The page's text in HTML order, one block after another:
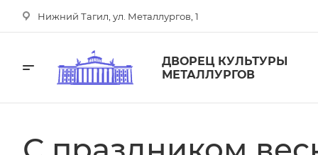
Нижний Тагил, ул. Металлургов, 1
ДВОРЕЦ КУЛЬТУРЫ
МЕТАЛЛУРГОВ